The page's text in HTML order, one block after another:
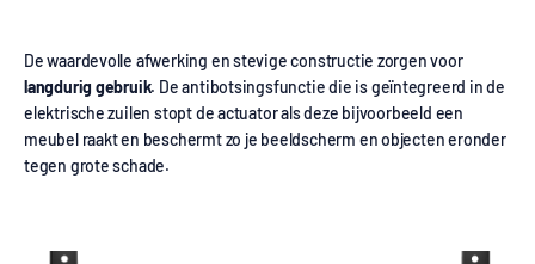
De waardevolle afwerking en stevige constructie zorgen voor
langdurig gebruik. De antibotsingsfunctie die is geïntegreerd in de
elektrische zuilen stopt de actuator als deze bijvoorbeeld een
meubel raakt en beschermt zo je beeldscherm en objecten eronder
tegen grote schade.